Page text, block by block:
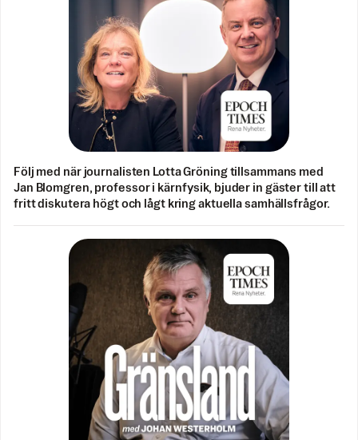
Följ med när journalisten Lotta Gröning tillsammans med
Jan Blomgren, professor i kärnfysik, bjuder in gäster till att
fritt diskutera högt och lågt kring aktuella samhällsfrågor.